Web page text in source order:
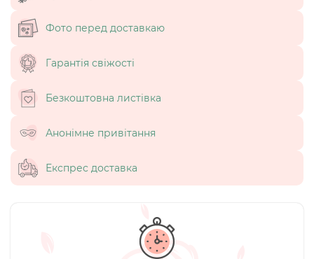
Фото перед доставкаю
Гарантія свіжості
Безкоштовна листівка
Анонімне привітання
Експрес доставка